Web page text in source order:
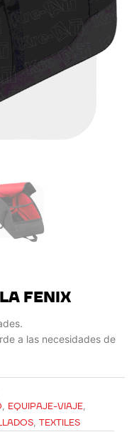
FENIX
a las necesidades de
, EQUIPAJE-VIAJE,
, TEXTILES